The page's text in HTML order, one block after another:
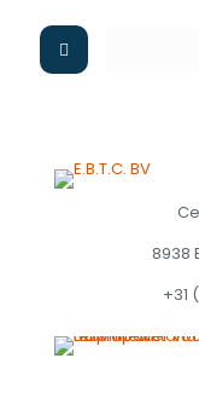
8938
+31